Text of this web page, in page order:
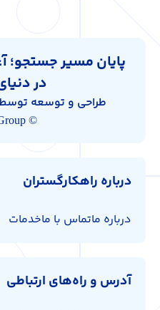
پایان مسیر جستجو؛
در
طراحی و توسعه
© RahkarGroup
درباره راهکارگستران
درباره ماتماس با ماخدمات
آدرس و راه‌های ارتباطی